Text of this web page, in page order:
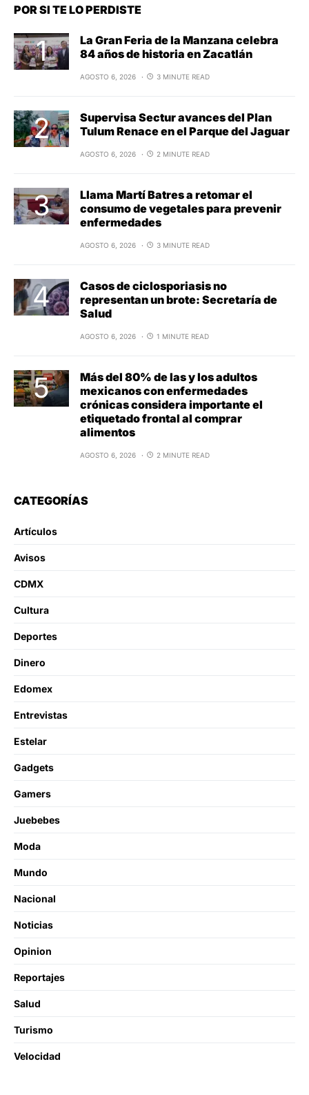
POR SI TE LO PERDISTE
La Gran Feria de la Manzana celebra
84 años de historia en Zacatlán
AGOSTO 6, 2026 3 MINUTE READ
Supervisa Sectur avances del Plan
Tulum Renace en el Parque del Jaguar
AGOSTO 6, 2026 2 MINUTE READ
Llama Martí Batres a retomar el
consumo de vegetales para prevenir
enfermedades
AGOSTO 6, 2026 3 MINUTE READ
Casos de ciclosporiasis no
representan un brote: Secretaría de
Salud
AGOSTO 6, 2026 1 MINUTE READ
Más del 80% de las y los adultos
mexicanos con enfermedades
crónicas considera importante el
etiquetado frontal al comprar
alimentos
AGOSTO 6, 2026 2 MINUTE READ
CATEGORÍAS
Artículos
Avisos
CDMX
Cultura
Deportes
Dinero
Edomex
Entrevistas
Estelar
Gadgets
Gamers
Juebebes
Moda
Mundo
Nacional
Noticias
Opinion
Reportajes
Salud
Turismo
Velocidad